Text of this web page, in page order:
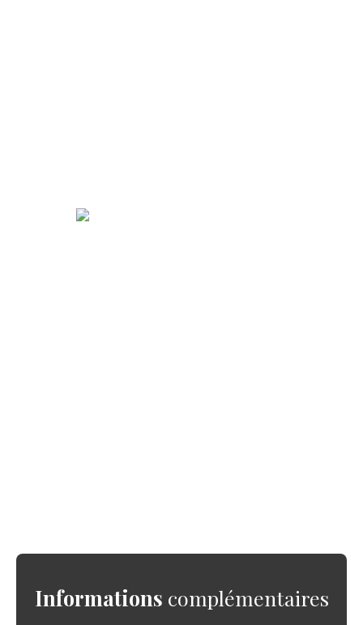
Informations complémentaires